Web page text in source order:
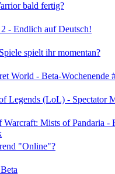
bald fertig?
- Endlich auf Deutsch!
spielt ihr momentan?
World - Beta-Wochenende
Legends (LoL) - Spectator
Warcraft: Mists of Pandaria -
"Online"?